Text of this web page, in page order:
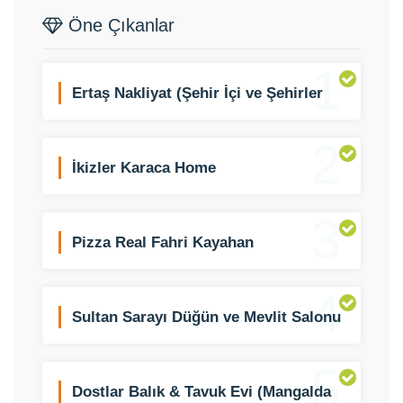
Öne Çıkanlar
1
Ertaş Nakliyat (Şehir İçi ve Şehirler
2
İkizler Karaca Home
3
Pizza Real Fahri Kayahan
4
Sultan Sarayı Düğün ve Mevlit Salonu
5
Dostlar Balık & Tavuk Evi (Mangalda